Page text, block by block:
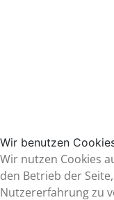
Wir benutzen
Wir nutzen Cookies
den Betrieb der
Nutzererfahrung zu